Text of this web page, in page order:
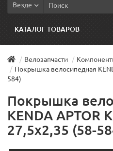
Везде
КАТАЛОГ ТОВАРОВ
Велозапчасти
Покрышка велосипедная
584)
Покрышка
KENDA APTOR
27,5x2,35 (58-